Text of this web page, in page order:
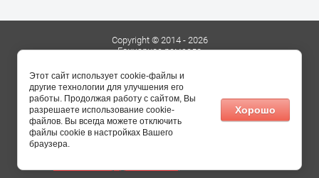
Copyright © 2014 - 2026
Гончарное ремесло
Сайт создан в:megagroup.ru
Этот сайт использует cookie-файлы и
другие технологии для улучшения его
работы. Продолжая работу с сайтом, Вы
разрешаете использование cookie-
файлов. Вы всегда можете отключить
файлы cookie в настройках Вашего
браузера.
Хорошо